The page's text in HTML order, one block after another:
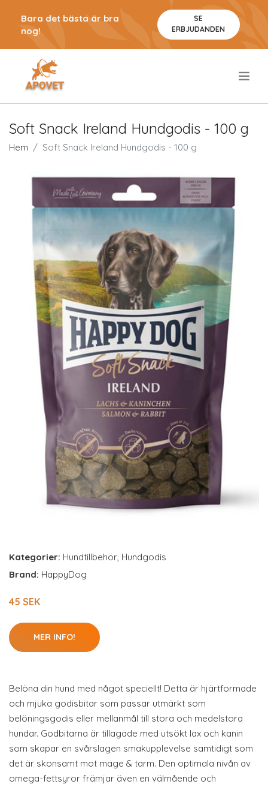
Bara det bästa är bra
nog!
SE
ERBJUDANDEN
Soft Snack Ireland Hundgodis - 100 g
Hem Soft Snack Ireland Hundgodis - 100 g
Kategorier: Hundtillbehör, Hundgodis
Brand: HappyDog
45 SEK
MER INFO!
Belöna din hund med något speciellt! Detta är hjärtformade
och mjuka godisbitar som passar utmärkt som
belöningsgodis eller mellanmål till stora och medelstora
hundar. Godbitarna är tillagade med utsökt lax och kanin
som skapar en svårslagen smakupplevelse samtidigt som
det är skonsamt mot mage & tarm. Den optimala nivån av
omega-fettsyror främjar även en välmående och